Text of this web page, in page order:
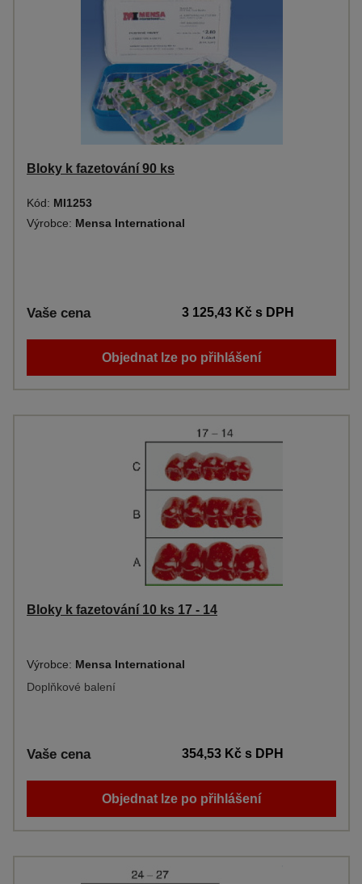
Bloky k fazetování 90 ks
Kód: MI1253
Výrobce: Mensa International
Vaše cena 3 125,43 Kčs DPH
Objednat lze po přihlášení
Bloky k fazetování 10 ks 17 - 14
Výrobce: Mensa International
Doplňkové balení
Vaše cena 354,53 Kčs DPH
Objednat lze po přihlášení